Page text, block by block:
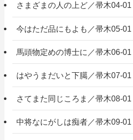
さまざまの人の上ど／帚木04-01
今はただ品にもよも／帚木05-01
馬頭物定めの博士に／帚木06-01
はやうまだいと下臈／帚木07-01
さてまた同じころま／帚木08-01
中将なにがしは痴者／帚木09-01